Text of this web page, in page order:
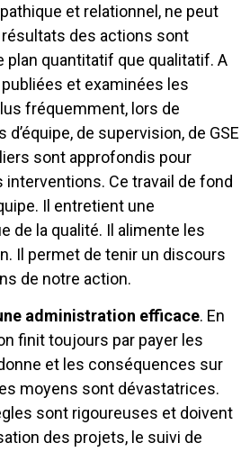
et relationnel, ne peut
résultats des actions sont
plan quantitatif que qualitatif. A
et examinées les
fréquemment, lors de
de supervision, de GSE
sont approfondis pour
interventions. Ce travail de fond
Il entretient une
de la qualité. Il alimente les
Il permet de tenir un discours
de notre action.
administration efficace. En
finit toujours par payer les
et les conséquences sur
moyens sont dévastatrices.
sont rigoureuses et doivent
des projets, le suivi de